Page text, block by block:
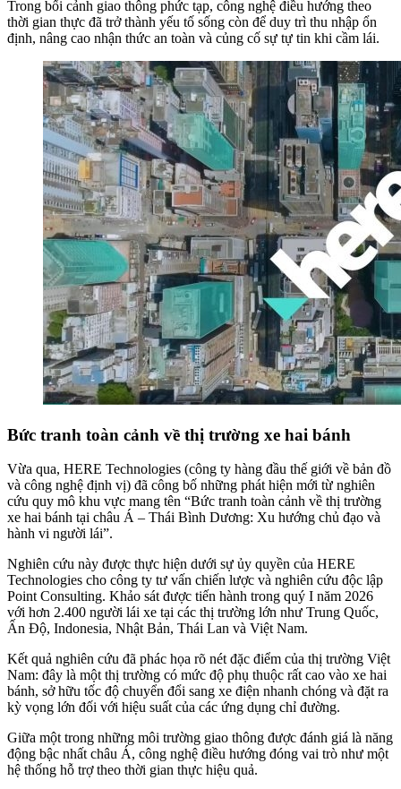
Trong bối cảnh giao thông phức tạp, công nghệ điều hướng theo
thời gian thực đã trở thành yếu tố sống còn để duy trì thu nhập ổn
định, nâng cao nhận thức an toàn và củng cố sự tự tin khi cầm lái.
Bức tranh toàn cảnh về thị trường xe hai bánh
Vừa qua, HERE Technologies (công ty hàng đầu thế giới về bản đồ
và công nghệ định vị) đã công bố những phát hiện mới từ nghiên
cứu quy mô khu vực mang tên “Bức tranh toàn cảnh về thị trường
xe hai bánh tại châu Á – Thái Bình Dương: Xu hướng chủ đạo và
hành vi người lái”.
Nghiên cứu này được thực hiện dưới sự ủy quyền của HERE
Technologies cho công ty tư vấn chiến lược và nghiên cứu độc lập
Point Consulting. Khảo sát được tiến hành trong quý I năm 2026
với hơn 2.400 người lái xe tại các thị trường lớn như Trung Quốc,
Ấn Độ, Indonesia, Nhật Bản, Thái Lan và Việt Nam.
Kết quả nghiên cứu đã phác họa rõ nét đặc điểm của thị trường Việt
Nam: đây là một thị trường có mức độ phụ thuộc rất cao vào xe hai
bánh, sở hữu tốc độ chuyển đổi sang xe điện nhanh chóng và đặt ra
kỳ vọng lớn đối với hiệu suất của các ứng dụng chỉ đường.
Giữa một trong những môi trường giao thông được đánh giá là năng
động bậc nhất châu Á, công nghệ điều hướng đóng vai trò như một
hệ thống hỗ trợ theo thời gian thực hiệu quả.